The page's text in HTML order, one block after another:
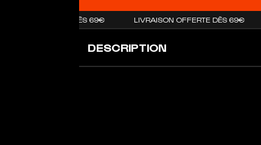
OFFERTE DÈS 69€ LIVRAISON OFFERTE DÈS 69€
DESCRIPTION